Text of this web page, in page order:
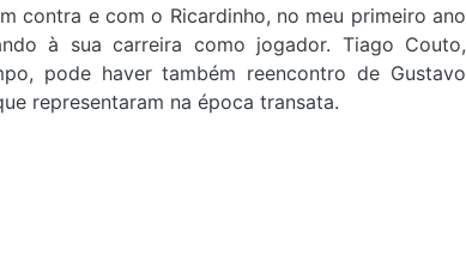
contra e com o Ricardinho, no meu primeiro ano
à sua carreira como jogador. Tiago Couto,
pode haver também reencontro de Gustavo
representaram na época transata.